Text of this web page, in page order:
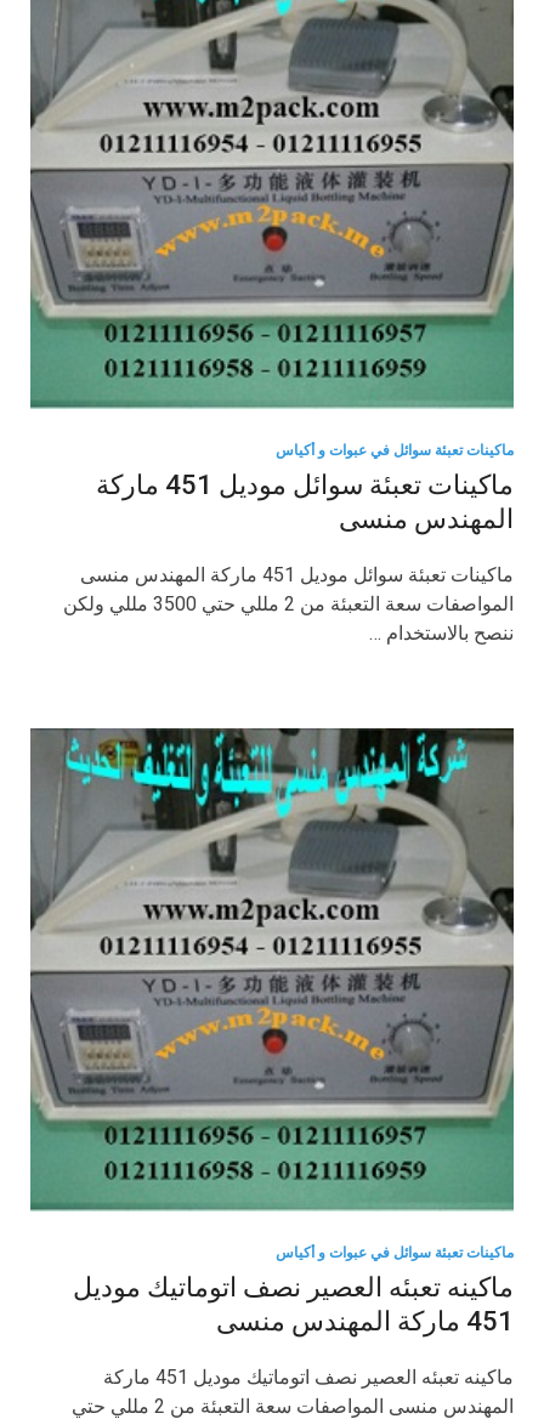
ماكينات تعبئة سوائل في عبوات و أكياس
ماكينات تعبئة سوائل موديل 451 ماركة
المهندس منسى
ماكينات تعبئة سوائل موديل 451 ماركة المهندس منسى
المواصفات سعة التعبئة من 2 مللي حتي 3500 مللي ولكن
ننصح بالاستخدام …
ماكينات تعبئة سوائل في عبوات و أكياس
ماكينه تعبئه العصير نصف اتوماتيك موديل
451 ماركة المهندس منسى
ماكينه تعبئه العصير نصف اتوماتيك موديل 451 ماركة
المهندس منسى المواصفات سعة التعبئة من 2 مللي حتي